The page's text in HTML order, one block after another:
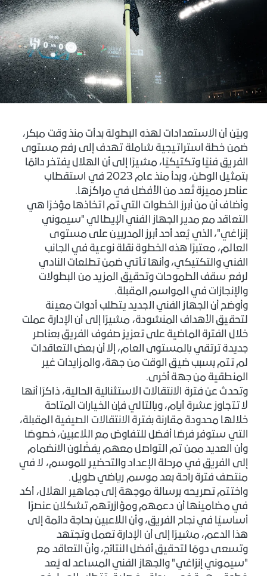
وبيّن أن الاستعدادات لهذه البطولة بدأت منذ وقت مبكر،
ضمن خطة استراتيجية شاملة تهدف إلى رفع مستوى
الفريق فنيًا وتكتيكيًا، مشيرًا إلى أن الهلال يفتخر دائمًا
بتمثيل الوطن، وبدأ منذ عام 2023 في استقطاب
عناصر مميزة تُعد من الأفضل في مراكزها.
وأضاف أن من أبرز الخطوات التي تم اتخاذها مؤخرًا هي
التعاقد مع مدير الجهاز الفني الإيطالي "سيموني
إنزاغي"، الذي يُعد أحد أبرز المدربين على مستوى
العالم، معتبرًا هذه الخطوة نقلة نوعية في الجانب
الفني والتكتيكي، وأنها تأتي ضمن تطلعات النادي
لرفع سقف الطموحات وتحقيق المزيد من البطولات
والإنجازات في المواسم المقبلة.
وأوضح أن الجهاز الفني الجديد يتطلب أدوات معينة
لتحقيق الأهداف المنشودة، مشيرًا إلى أن الإدارة عملت
خلال الفترة الماضية على تعزيز صفوف الفريق بعناصر
جديدة ترتقي بالمستوى العام، إلا أن بعض التعاقدات
لم تتم بسبب ضيق الوقت من جهة، والمزايدات غير
المنطقية من جهة أخرى.
وتحدث عن فترة الانتقالات الاستثنائية الحالية، ذاكرًا أنها
لا تتجاوز عشرة أيام، وبالتالي فإن الخيارات المتاحة
خلالها محدودة مقارنة بفترة الانتقالات الصيفية المقبلة،
التي ستوفر فرصًا أفضل للتفاوض مع اللاعبين، خصوصًا
وأن العديد ممن تم التواصل معهم يفضّلون الانضمام
إلى الفريق في مرحلة الإعداد والتحضير للموسم، لا في
منتصف فترة راحة بعد موسم رياضي طويل.
واختتم تصريحه برسالة موجهة إلى جماهير الهلال، أكد
في مضامينها أن دعمهم ومؤازرتهم تشكلان عنصرًا
أساسيًا في نجاح الفريق، وأن اللاعبين بحاجة دائمة إلى
هذا الدعم، مشيرًا إلى أن الإدارة تعمل وتجتهد
وتسعى دومًا لتحقيق أفضل النتائج، وأنّ التعاقد مع
"سيموني إنزاغي" والجهاز الفني المساعد له يُعد